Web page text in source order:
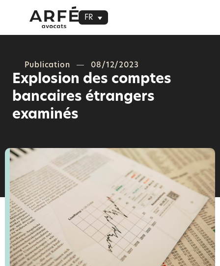
FR
Publication 08/12/2023
Explosion des comptes
bancaires étrangers
examinés